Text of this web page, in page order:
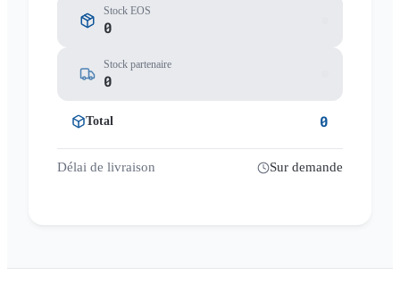
Stock EOS
0
Stock partenaire
0
Total 0
Délai de livraison Sur demande